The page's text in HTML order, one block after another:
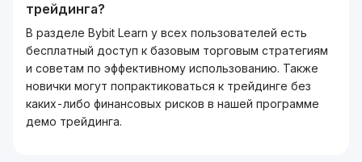
трейдинга?
В разделе Bybit Learn у всех пользователей есть
бесплатный доступ к базовым торговым стратегиям
и советам по эффективному использованию. Также
новички могут попрактиковаться к трейдинге без
каких-либо финансовых рисков в нашей программе
демо трейдинга.